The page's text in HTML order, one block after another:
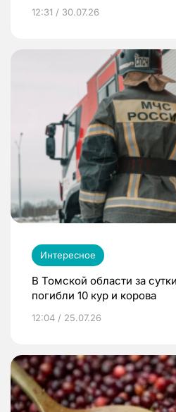
12:31 / 30.07.26
Интересное
В Томской области за
погибли 10 кур и корова
12:04 / 25.07.26